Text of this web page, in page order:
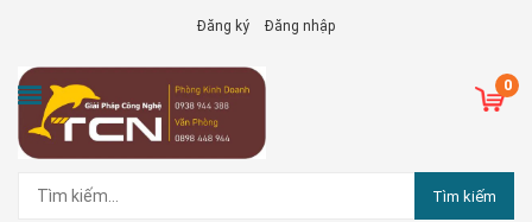
Đăng ký Đăng nhập
0
Tìm kiếm